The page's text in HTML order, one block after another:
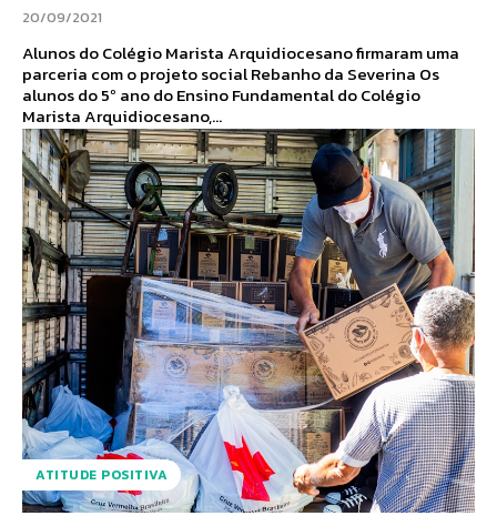
20/09/2021
Alunos do Colégio Marista Arquidiocesano firmaram uma
parceria com o projeto social Rebanho da Severina Os
alunos do 5º ano do Ensino Fundamental do Colégio
Marista Arquidiocesano,...
ATITUDE POSITIVA